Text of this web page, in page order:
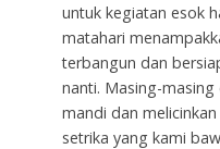
untuk kegiatan esok
matahari
terbangun dan
nanti. Masing-
mandi dan
setrika yang kami